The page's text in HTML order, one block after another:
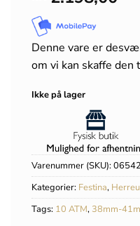
Denne vare er
om vi kan skaffe den
Ikke på lager
Varenummer (SKU):
Kategorier: Festina,
Tags: 10 ATM, 38mm-